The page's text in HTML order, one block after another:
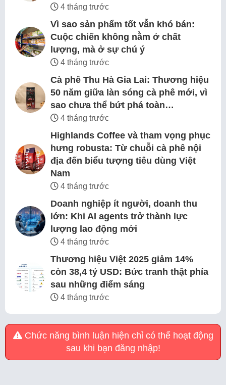
4 tháng trước
Vì sao sản phẩm tốt vẫn khó bán:
Cuộc chiến không nằm ở chất
lượng, mà ở sự chú ý
4 tháng trước
Cà phê Thu Hà Gia Lai: Thương hiệu
50 năm giữa làn sóng cà phê mới, vì
sao chưa thể bứt phá toàn…
4 tháng trước
Highlands Coffee và tham vọng phục
hưng robusta: Từ chuỗi cà phê nội
địa đến biểu tượng tiêu dùng Việt
Nam
4 tháng trước
Doanh nghiệp ít người, doanh thu
lớn: Khi AI agents trở thành lực
lượng lao động mới
4 tháng trước
Thương hiệu Việt 2025 giảm 14%
còn 38,4 tỷ USD: Bức tranh thật phía
sau những điểm sáng
4 tháng trước
Chức năng bình luận hiện chỉ có thể hoạt động
sau khi bạn đăng nhập!